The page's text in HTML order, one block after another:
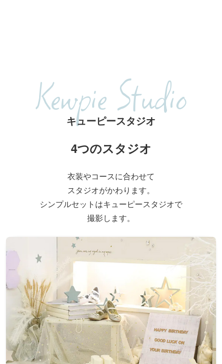
Kewpie Studio
キューピースタジオ
4つのスタジオ
衣装やコースに合わせて
スタジオがかわります。
シンプルセットはキューピースタジオで
撮影します。